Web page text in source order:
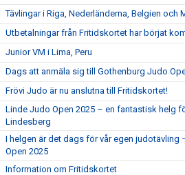
Tävlingar i Riga, Nederländerna, Belgien och
Utbetalningar från Fritidskortet har börjat
Junior VM i Lima, Peru
Dags att anmäla sig till Gothenburg Judo
Frövi Judo är nu anslutna till Fritidskortet!
Linde Judo Open 2025 – en fantastisk helg
Lindesberg
I helgen är det dags för vår egen judotävling
Open 2025
Information om Fritidskortet